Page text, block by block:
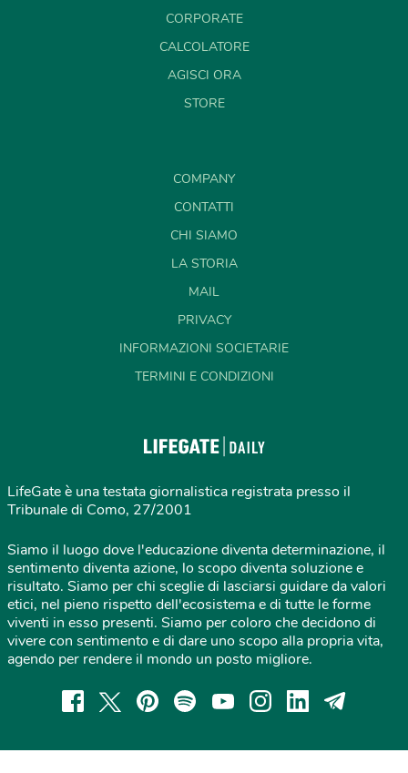
CORPORATE
CALCOLATORE
AGISCI ORA
STORE
COMPANY
CONTATTI
CHI SIAMO
LA STORIA
MAIL
PRIVACY
INFORMAZIONI SOCIETARIE
TERMINI E CONDIZIONI
LifeGate è una testata giornalistica registrata presso il
Tribunale di Como, 27/2001
Siamo il luogo dove l'educazione diventa determinazione, il
sentimento diventa azione, lo scopo diventa soluzione e
risultato. Siamo per chi sceglie di lasciarsi guidare da valori
etici, nel pieno rispetto dell'ecosistema e di tutte le forme
viventi in esso presenti. Siamo per coloro che decidono di
vivere con sentimento e di dare uno scopo alla propria vita,
agendo per rendere il mondo un posto migliore.